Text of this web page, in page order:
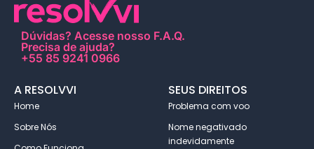
Dúvidas? Acesse nosso F.A.Q.
Precisa de ajuda?
+55 85 9241 0966
A RESOLVVI
Home
Sobre Nós
SEUS DIREITOS
Problema com voo
Nome negativado
indevidamente